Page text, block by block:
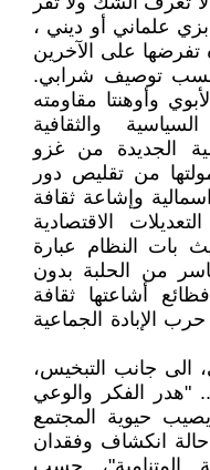
علماني أو ديني ،
تفرضها على الآخرين
توصيف شرابي.
وأوهنتا مقاومته
والثقافية
الجديدة من غزو
من تقليص دور
وإشاعة ثقافة
الاقتصادية
بات النظام عبارة
من الحلبة بدون
أشاعتها ثقافة
حرب الإبادة الجماعية
الى جانب التبخيس،
"هدر الفكر والوعي
حيوية المجتمع
انكشاف وفقدان